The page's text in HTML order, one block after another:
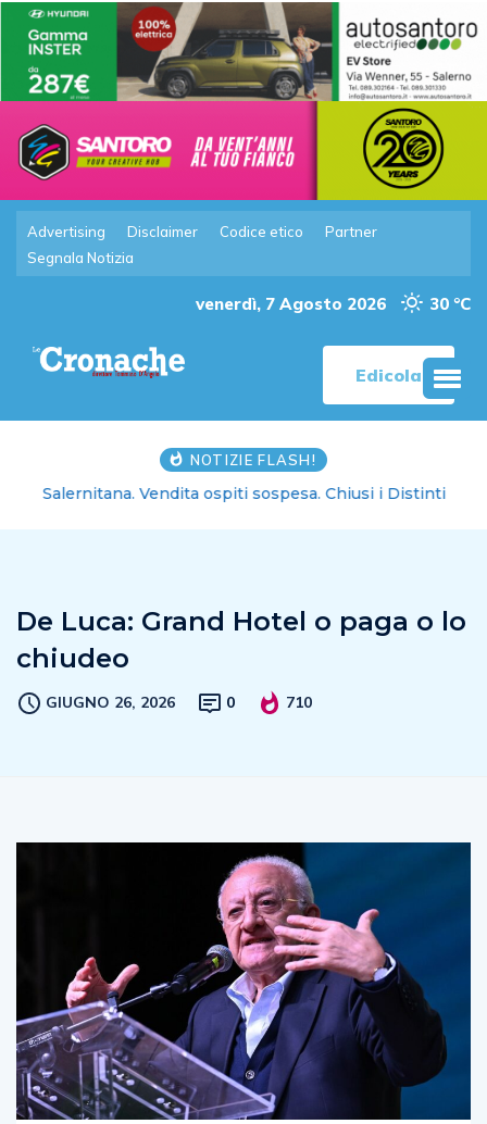
Advertising Disclaimer Codice etico
Partner
Segnala Notizia
venerdì, 7 Agosto 2026 30 °C
Edicola
NOTIZIE FLASH!
Salernitana. Vendita ospiti sospesa. Chiusi i Distinti
De Luca: Grand Hotel o paga o lo
chiudeo
GIUGNO 26, 2026 0 710